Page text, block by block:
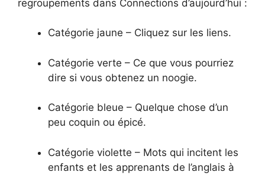
regroupements dans Connections d’aujourd’hui :
Catégorie jaune – Cliquez sur les liens.
Catégorie verte – Ce que vous pourriez
dire si vous obtenez un noogie.
Catégorie bleue – Quelque chose d’un
peu coquin ou épicé.
Catégorie violette – Mots qui incitent les
enfants et les apprenants de l’anglais à